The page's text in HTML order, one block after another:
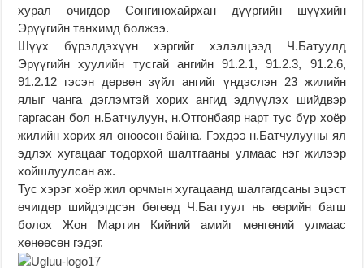
хурал өчигдөр Сонгинохайрхан дүүргийн шүүхийн
Эрүүгийн танхимд болжээ.
Шүүх бүрэлдэхүүн хэргийг хэлэлцээд Ч.Батуулд
Эрүүгийн хуулийн тусгай ангийн 91.2.1, 91.2.3, 91.2.6,
91.2.12 гэсэн дөрвөн зүйл ангийг үндэслэн 23 жилийн
ялыг чанга дэглэмтэй хорих ангид эдлүүлэх шийдвэр
гаргасан бол н.Батчулуун, н.Отгонбаяр нарт тус бүр хоёр
жилийн хорих ял оноосон байна. Гэхдээ н.Батчулууны ял
эдлэх хугацааг тодорхой шалтгааны улмаас нэг жилээр
хойшлуулсан аж.
Тус хэрэг хоёр жил орчмын хугацаанд шалгагдсаны эцэст
өчигдөр шийдэгдсэн бөгөөд Ч.Баттуул нь өөрийн багш
болох Жон Мартин Кийний амийг мөнгөний улмаас
хөнөөсөн гэдэг.